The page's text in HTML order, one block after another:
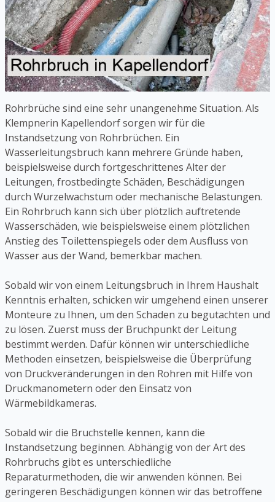
Rohrbrüche sind eine sehr unangenehme Situation. Als
Klempnerin Kapellendorf sorgen wir für die
Instandsetzung von Rohrbrüchen. Ein
Wasserleitungsbruch kann mehrere Gründe haben,
beispielsweise durch fortgeschrittenes Alter der
Leitungen, frostbedingte Schäden, Beschädigungen
durch Wurzelwachstum oder mechanische Belastungen.
Ein Rohrbruch kann sich über plötzlich auftretende
Wasserschäden, wie beispielsweise einem plötzlichen
Anstieg des Toilettenspiegels oder dem Ausfluss von
Wasser aus der Wand, bemerkbar machen.
Sobald wir von einem Leitungsbruch in Ihrem Haushalt
Kenntnis erhalten, schicken wir umgehend einen unserer
Monteure zu Ihnen, um den Schaden zu begutachten und
zu lösen. Zuerst muss der Bruchpunkt der Leitung
bestimmt werden. Dafür können wir unterschiedliche
Methoden einsetzen, beispielsweise die Überprüfung
von Druckveränderungen in den Rohren mit Hilfe von
Druckmanometern oder den Einsatz von
Wärmebildkameras.
Sobald wir die Bruchstelle kennen, kann die
Instandsetzung beginnen. Abhängig von der Art des
Rohrbruchs gibt es unterschiedliche
Reparaturmethoden, die wir anwenden können. Bei
geringeren Beschädigungen können wir das betroffene